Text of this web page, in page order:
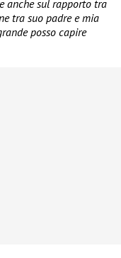
anche sul rapporto tra
tra suo padre e mia
posso capire